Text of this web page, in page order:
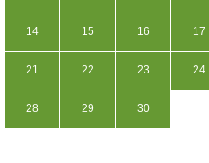
14 15 16 17
21 22 23 24
28 29 30